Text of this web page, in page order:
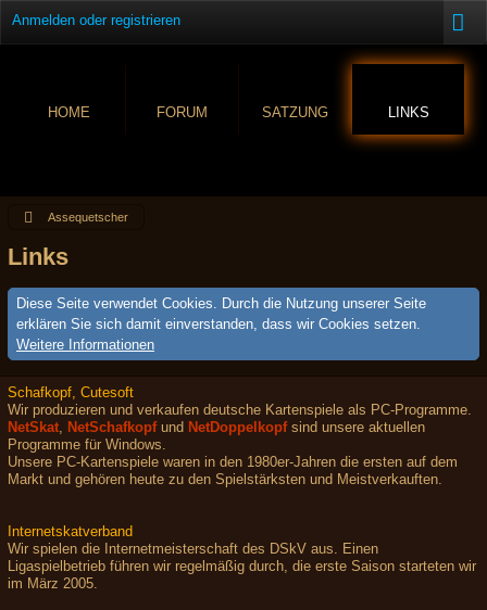
Anmelden oder registrieren
HOME FORUM SATZUNG LINKS
Assequetscher
Links
Diese Seite verwendet Cookies. Durch die Nutzung unserer Seite
erklären Sie sich damit einverstanden, dass wir Cookies setzen.
Weitere Informationen
Schafkopf, Cutesoft
Wir produzieren und verkaufen deutsche Kartenspiele als PC-Programme.
NetSkat, NetSchafkopfund NetDoppelkopf sind unsere aktuellen
Programme für Windows.
Unsere PC-Kartenspiele waren in den 1980er-Jahren die ersten auf dem
Markt und gehören heute zu den Spielstärksten und Meistverkauften.
Internetskatverband
Wir spielen die Internetmeisterschaft des DSkV aus. Einen
Ligaspielbetrieb führen wir regelmäßig durch, die erste Saison starteten wir
im März 2005.